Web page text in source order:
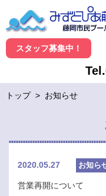
スタッフ募集中！
トップ > お知らせ
2020.05.27 お知ら
営業再開について